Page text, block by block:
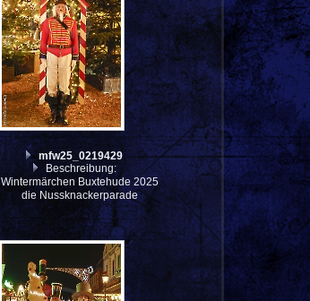
mfw25_0219429
Beschreibung:
Wintermärchen Buxtehude 2025
die Nussknackerparade